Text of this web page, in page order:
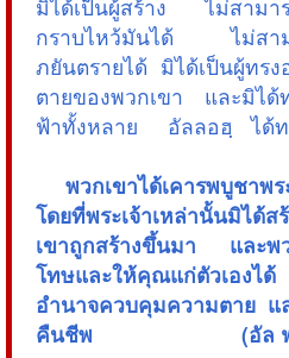
มิได้เป็นผู้สร้าง ไม่สามา
กราบไหว้มันได้ ไม่สาม
ภยันตรายได้ มิได้เป็นผู้ทร
ตายของพวกเขา และมิได้
ฟ้าทั้งหลาย อัลลอฮฺ ได้ทร
 พวกเขาได้เคารพบูชา
โดยที่พระเจ้าเหล่านั้นมิได้
เขาถูกสร้างขึ้นมา และพ
โทษและให้คุณแก่ตัวเอ
อำนาจควบคุมความตาย แ
คืนชีพ (อัล ฟุร